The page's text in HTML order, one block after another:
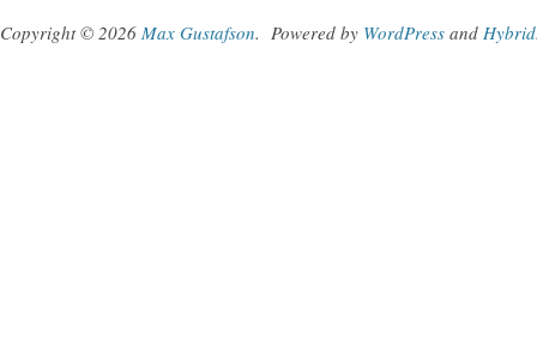
Copyright © 2026 Max Gustafson. Powered by WordPress and Hybrid